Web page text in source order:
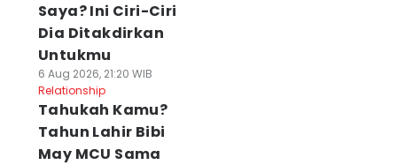
Saya? Ini Ciri-Ciri
Dia Ditakdirkan
Untukmu
6 Aug 2026, 21:20 WIB
Relationship
Tahukah Kamu?
Tahun Lahir Bibi
May MCU Sama